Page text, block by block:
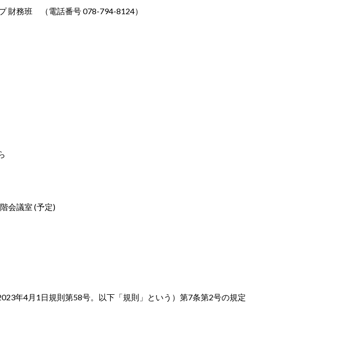
財務班 （電話番号078-794-8124）
会議室 (予定)
年4月1日規則第58号。以下「規則」という）第7条第2号の規定